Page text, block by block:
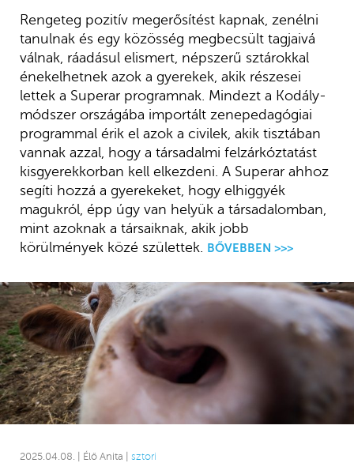
Rengeteg pozitív megerősítést kapnak, zenélni
tanulnak és egy közösség megbecsült tagjaivá
válnak, ráadásul elismert, népszerű sztárokkal
énekelhetnek azok a gyerekek, akik részesei
lettek a Superar programnak. Mindezt a Kodály-
módszer országába importált zenepedagógiai
programmal érik el azok a civilek, akik tisztában
vannak azzal, hogy a társadalmi felzárkóztatást
kisgyerekkorban kell elkezdeni. A Superar ahhoz
segíti hozzá a gyerekeket, hogy elhiggyék
magukról, épp úgy van helyük a társadalomban,
mint azoknak a társaiknak, akik jobb
körülmények közé születtek. BŐVEBBEN >>>
2025.04.08. | Élő Anita | sztori